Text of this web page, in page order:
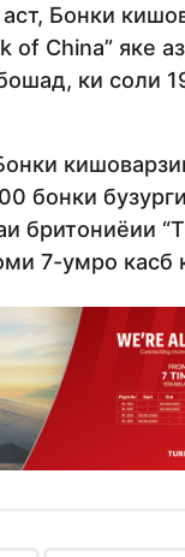
Бонки
of China” яке
ки соли
бонки
бритониёии
7-умро касб